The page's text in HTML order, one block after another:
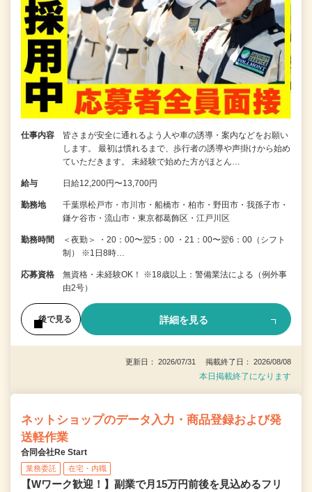
仕事内容
皆さまが安全に通れるよう人や車の誘導・案内などをお願い
します。 最初は慣れるまで、歩行者の誘導や声掛けから始め
ていただきます。 未経験で始めた方がほとん…
給与 日給12,200円〜13,700円
勤務地
千葉県松戸市・市川市・船橋市・柏市・野田市・我孫子市・
鎌ケ谷市・流山市・東京都葛飾区・江戸川区
勤務時間
＜夜勤＞ ・20：00〜翌5：00 ・21：00〜翌6：00（シフト
制） ※1日8時…
応募資格
無資格・未経験OK！ ※18歳以上：警備業法による（例外事
由2号）
後で見る 詳細を見る
更新日： 2026/07/31 掲載終了日： 2026/08/08
本日掲載終了になります
ネットショップのデータ入力・商品登録および発
送軽作業
合同会社Re Start
業務委託 在宅・内職
【Wワーク歓迎！】副業で月15万円前後を見込めるフリ